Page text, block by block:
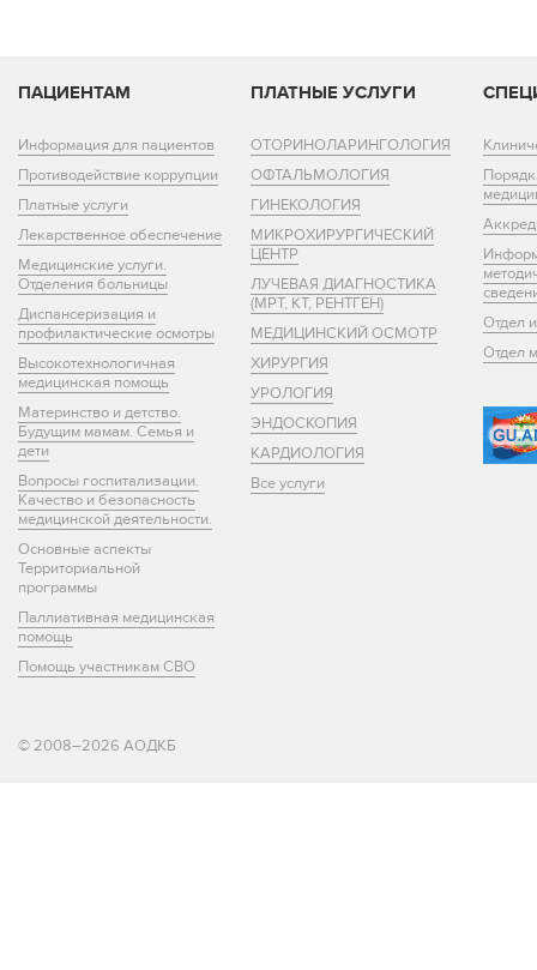
ПАЦИЕНТАМ
Информация для пациентов
Противодействие коррупции
Платные услуги
Лекарственное обеспечение
Медицинские услуги.
Отделения больницы
Диспансеризация и
профилактические осмотры
Высокотехнологичная
медицинская помощь
Материнство и детство.
Будущим мамам. Семья и
дети
Вопросы госпитализации.
Качество и безопасность
медицинской деятельности.
Основные аспекты
Территориальной
программы
Паллиативная медицинская
помощь
Помощь участникам СВО
ПЛАТНЫЕ УСЛУГИ
ОТОРИНОЛАРИНГОЛОГИЯ
ОФТАЛЬМОЛОГИЯ
ГИНЕКОЛОГИЯ
МИКРОХИРУРГИЧЕСКИЙ
ЦЕНТР
ЛУЧЕВАЯ ДИАГНОСТИКА
(МРТ, КТ, РЕНТГЕН)
МЕДИЦИНСКИЙ ОСМОТР
ХИРУРГИЯ
УРОЛОГИЯ
ЭНДОСКОПИЯ
КАРДИОЛОГИЯ
Все услуги
Отдел
Отдел
© 2008–2026 АОДКБ